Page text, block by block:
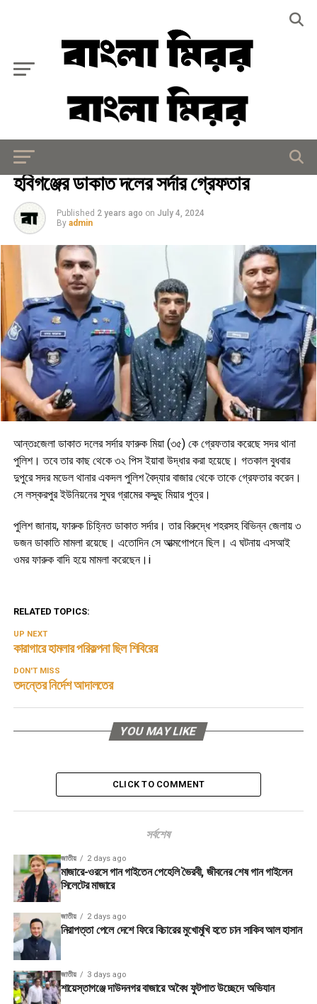
আইন - আদালত
হবিগঞ্জের ডাকাত দলের সর্দার গ্রেফতার
Published 2 years ago on July 4, 2024
By admin
আন্তঃজেলা ডাকাত দলের সর্দার ফারুক মিয়া (৩৫) কে গ্রেফতার করেছে সদর থানা
পুলিশ। তবে তার কাছ থেকে ৩২ পিস ইয়াবা উদ্ধার করা হয়েছে। গতকাল বুধবার
দুপুরে সদর মডেল থানার একদল পুলিশ বৈদ্যার বাজার থেকে তাকে গ্রেফতার করেন।
সে লস্করপুর ইউনিয়নের সুঘর গ্রামের কদ্দুছ মিয়ার পুত্র।
পুলিশ জানায়, ফারুক চিহ্নিত ডাকাত সর্দার। তার বিরুদ্ধে শহরসহ বিভিন্ন জেলায় ৩
ডজন ডাকাতি মামলা রয়েছে। এতোদিন সে আত্মগোপনে ছিল। এ ঘটনায় এসআই
ওমর ফারুক বাদি হয়ে মামলা করেছেন।i
RELATED TOPICS:
UP NEXT
কারাগারে হামলার পরিকল্পনা ছিল শিবিরের
DON'T MISS
তদন্তের নির্দেশ আদালতের
YOU MAY LIKE
CLICK TO COMMENT
সর্বশেষ
জাতীয় 2 days ago
মাজারে-ওরসে গান গাইতেন পেহেলি ভৈরবী, জীবনের শেষ গান গাইলেন
সিলেটের মাজারে
জাতীয় 2 days ago
নিরাপত্তা পেলে দেশে ফিরে বিচারের মুখোমুখি হতে চান সাকিব আল হাসান
জাতীয় 3 days ago
শায়েস্তাগঞ্জে দাউদনগর বাজারে অবৈধ ফুটপাত উচ্ছেদে অভিযান